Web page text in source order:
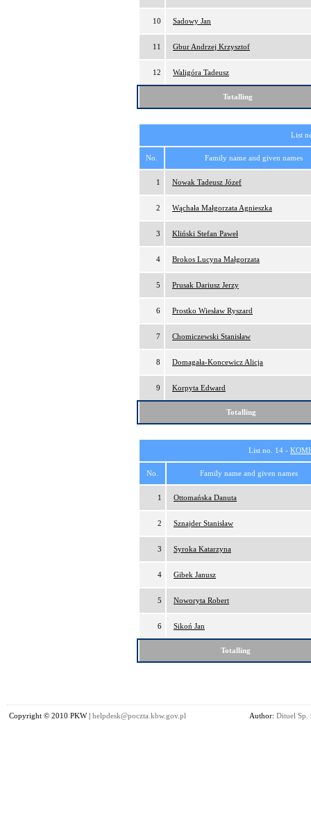
10 Sadowy Jan
11 Gbur Andrzej Krzysztof
12 Waligóra Tadeusz
Totalling
List
No. Family name and given names
1 Nowak Tadeusz Józef
2 Wąchała Małgorzata Agnieszka
3 Kliński Stefan Paweł
4 Brokos Lucyna Małgorzata
5 Prusak Dariusz Jerzy
6 Prostko Wiesław Ryszard
7 Chomiczewski Stanisław
8 Domagała-Koncewicz Alicja
9 Korpyta Edward
Totalling
List no. 14 -
No. Family name and given names
1 Ottomańska Danuta
2 Sznajder Stanisław
3 Syroka Katarzyna
4 Gibek Janusz
5 Noworyta Robert
6 Sikoń Jan
Totalling
Copyright © 2010 PKW | helpdesk@poczta.kbw.gov.pl Author: Dituel Sp.